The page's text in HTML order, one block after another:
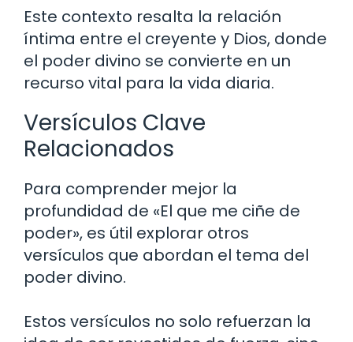
Este contexto resalta la relación
íntima entre el creyente y Dios, donde
el poder divino se convierte en un
recurso vital para la vida diaria.
Versículos Clave
Relacionados
Para comprender mejor la
profundidad de «El que me ciñe de
poder», es útil explorar otros
versículos que abordan el tema del
poder divino.
Estos versículos no solo refuerzan la